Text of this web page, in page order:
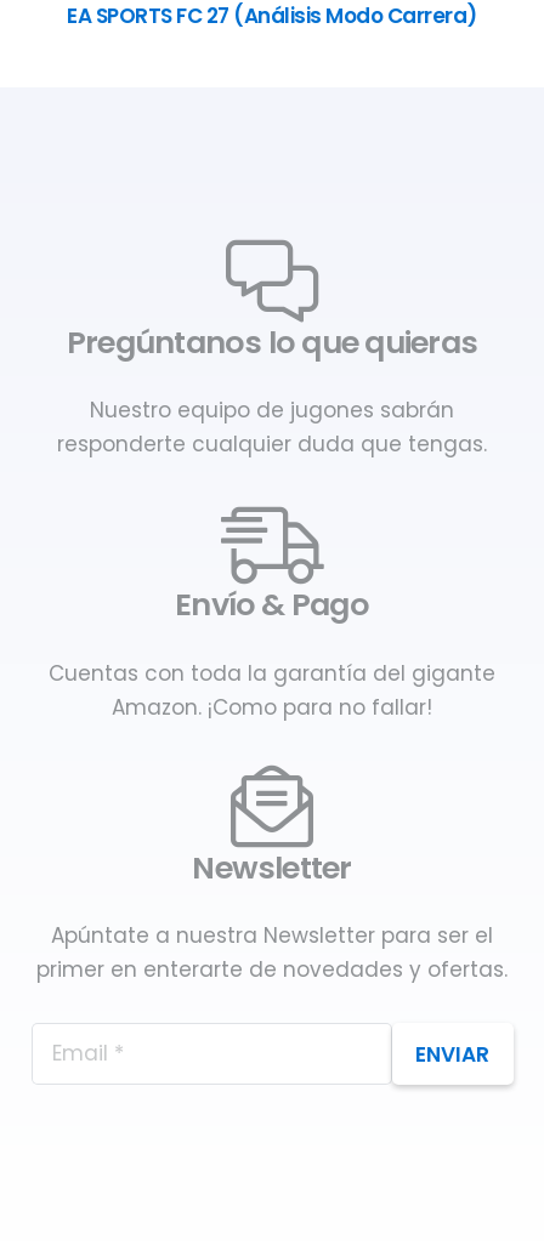
EA SPORTS FC 27 (Análisis Modo Carrera)
Pregúntanos lo que quieras
Nuestro equipo de jugones sabrán
responderte cualquier duda que tengas.
Envío & Pago
Cuentas con toda la garantía del gigante
Amazon. ¡Como para no fallar!
Newsletter
Apúntate a nuestra Newsletter para ser el
primer en enterarte de novedades y ofertas.
ENVIAR